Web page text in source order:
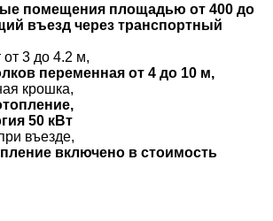
помещения площадью от 400 до
въезд через транспортный
от 3 до 4.2 м,
переменная от 4 до 10 м,
крошка,
50 кВт
въезде,
включено в стоимость